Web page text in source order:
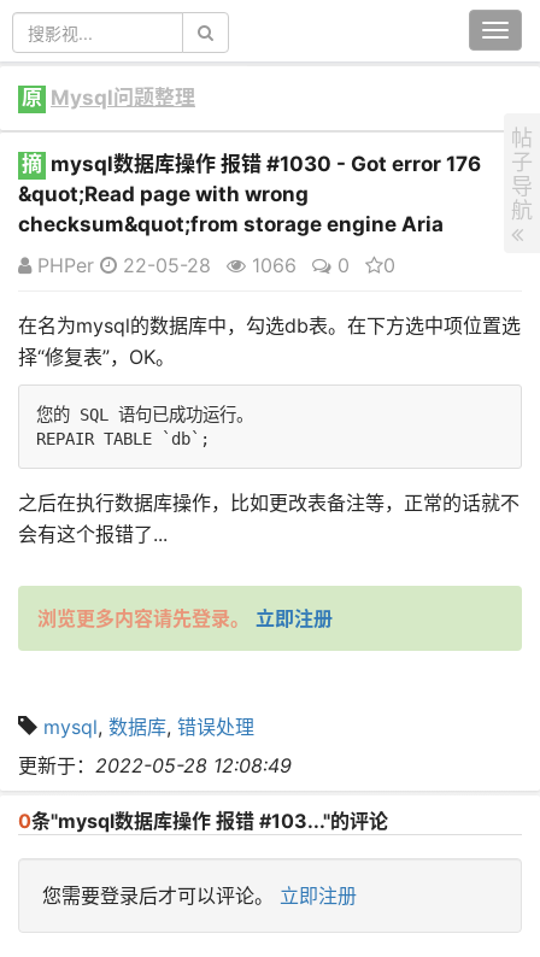
原 Mysql问题整理
摘 mysql数据库操作 报错 #1030 - Got error 176
&quot;Read page with wrong
checksum&quot;from storage engine Aria
PHPer
22-05-28 1066 0 0
在名为mysql的数据库中，勾选db表。在下方选中项位置选
择“修复表”，OK。
您的 SQL 语句已成功运行。
之后在执行数据库操作，比如更改表备注等，正常的话就不
会有这个报错了...
浏览更多内容请先登录。 立即注册
mysql, 数据库, 错误处理
更新于： 2022-05-28 12:08:49
0条"mysql数据库操作 报错 #103..."的评论
您需要登录后才可以评论。 立即注册
帖
子
导
航